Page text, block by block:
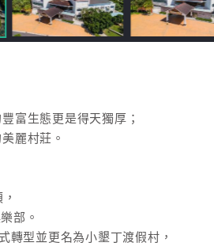
富生態更是得天獨厚；
麗村莊。
部。
轉型並更名為小墾丁渡假村，